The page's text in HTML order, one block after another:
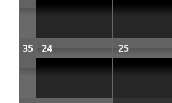
35 24 25